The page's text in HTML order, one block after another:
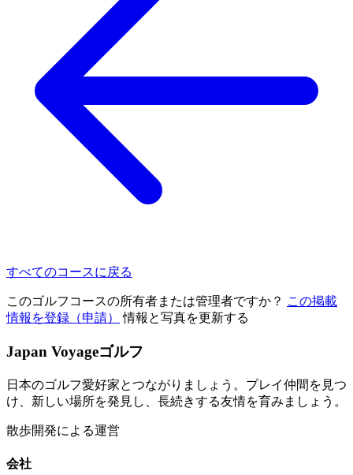
すべてのコースに戻る
このゴルフコースの所有者または管理者ですか？ この掲載
情報を登録（申請）
情報と写真を更新する
Japan Voyageゴルフ
日本のゴルフ愛好家とつながりましょう。プレイ仲間を見つ
け、新しい場所を発見し、長続きする友情を育みましょう。
散歩開発による運営
会社